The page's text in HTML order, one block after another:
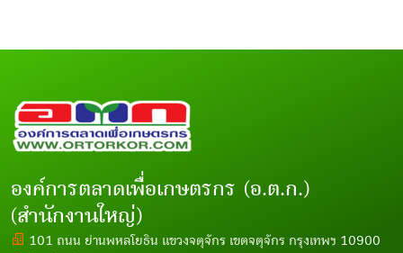
องค์การตลาดเพื่อเกษตรกร (อ.ต.ก.)
(สำนักงานใหญ่)
101 ถนน ย่านพหลโยธิน แขวงจตุจักร เขตจตุจักร กรุงเทพฯ 10900